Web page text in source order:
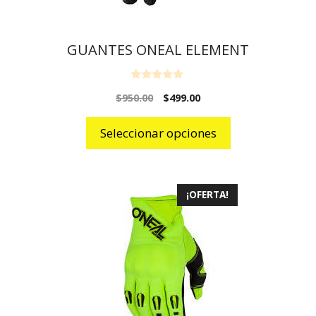
GUANTES ONEAL ELEMENT
o
t
o
f
5
$950.00 $499.00
Seleccionar opciones
¡OFERTA!